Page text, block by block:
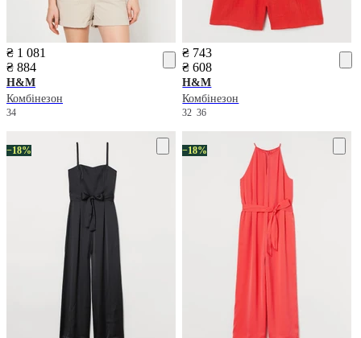
₴ 1 081
₴ 884
H&M
Комбінезон
34
₴ 743
₴ 608
H&M
Комбінезон
3236
−18% −18%